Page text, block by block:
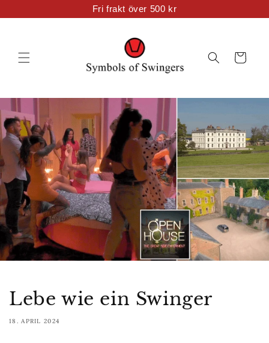
Fri frakt över 500 kr
Warenkorb
Lebe wie ein Swinger
18. APRIL 2024